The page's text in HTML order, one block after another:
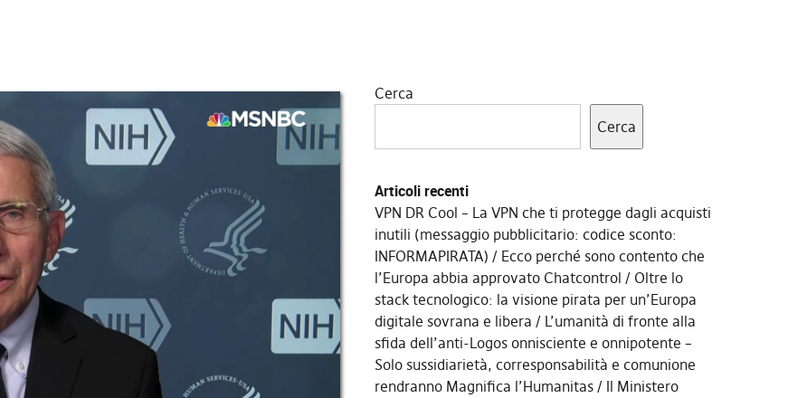
Cerca
Cerca
Articoli recenti
VPN DR Cool – La VPN che ti protegge dagli acquisti
inutili (messaggio pubblicitario: codice sconto:
INFORMAPIRATA)
Ecco perché sono contento che
l’Europa abbia approvato Chatcontrol
Oltre lo
stack tecnologico: la visione pirata per un’Europa
digitale sovrana e libera
L’umanità di fronte alla
sfida dell’anti-Logos onnisciente e onnipotente –
Solo sussidiarietà, corresponsabilità e comunione
rendranno Magnifica l’Humanitas
Il Ministero